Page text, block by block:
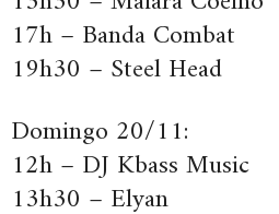
17h – Banda Combat
19h30 – Steel Head
Domingo 20/11:
12h – DJ Kbass Music
13h30 – Elyan